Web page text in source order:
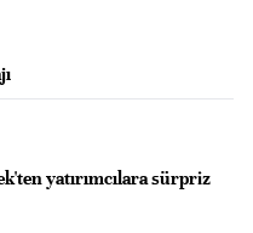
yatırımcılara sürpriz